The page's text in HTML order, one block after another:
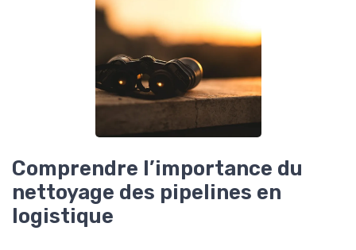
Comprendre l’importance du
nettoyage des pipelines en
logistique